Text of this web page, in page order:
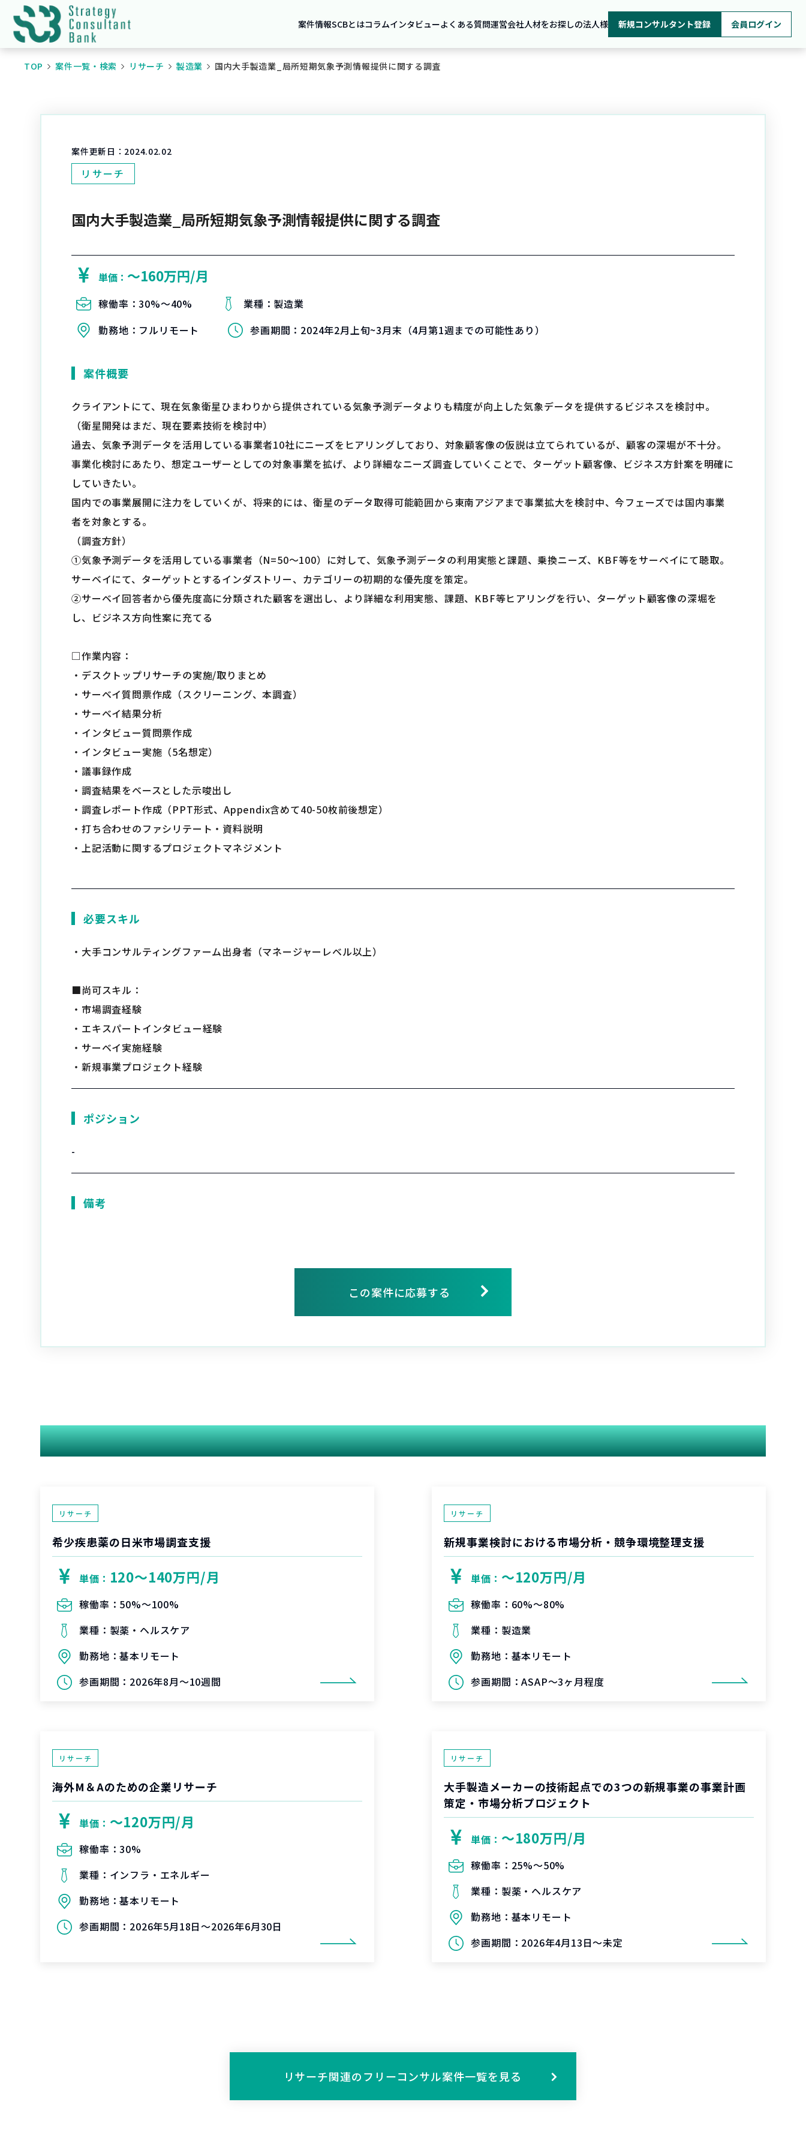
案件情報SCBとはコラムインタビューよくある質問運営会社人材をお探しの法人様 新規コンサルタント登録 会員ログイン
TOP 案件一覧・検索 リサーチ 製造業 国内大手製造業_局所短期気象予測情報提供に関する調査
案件更新日： 2024.02.02
リサーチ
国内大手製造業_局所短期気象予測情報提供に関する調査
単価： 〜160万円/月
稼働率：30%〜40% 業種： 製造業
勤務地： フルリモート 参画期間： 2024年2月上旬~3月末（4月第1週までの可能性あり）
案件概要
クライアントにて、現在気象衛星ひまわりから提供されている気象予測データよりも精度が向上した気象データを提供するビジネスを検討中。
（衛星開発はまだ、現在要素技術を検討中）
過去、気象予測データを活用している事業者10社にニーズをヒアリングしており、対象顧客像の仮説は立てられているが、顧客の深堀が不十分。
事業化検討にあたり、想定ユーザーとしての対象事業を拡げ、より詳細なニーズ調査していくことで、ターゲット顧客像、ビジネス方針案を明確に
していきたい。
国内での事業展開に注力をしていくが、将来的には、衛星のデータ取得可能範囲から東南アジアまで事業拡大を検討中、今フェーズでは国内事業
者を対象とする。
（調査方針）
①気象予測データを活用している事業者（N=50～100）に対して、気象予測データの利用実態と課題、乗換ニーズ、KBF等をサーベイにて聴取。
サーベイにて、ターゲットとするインダストリー、カテゴリーの初期的な優先度を策定。
②サーベイ回答者から優先度高に分類された顧客を選出し、より詳細な利用実態、課題、KBF等ヒアリングを行い、ターゲット顧客像の深堀を
し、ビジネス方向性案に充てる
□作業内容：
・デスクトップリサーチの実施/取りまとめ
・サーベイ質問票作成（スクリーニング、本調査）
・サーベイ結果分析
・インタビュー質問票作成
・インタビュー実施（5名想定）
・議事録作成
・調査結果をベースとした示唆出し
・調査レポート作成（PPT形式、Appendix含めて40-50枚前後想定）
・打ち合わせのファシリテート・資料説明
・上記活動に関するプロジェクトマネジメント
必要スキル
・大手コンサルティングファーム出身者（マネージャーレベル以上）
■尚可スキル：
・市場調査経験
・エキスパートインタビュー経験
・サーベイ実施経験
・新規事業プロジェクト経験
ポジション
-
備考
この案件に応募する
関連する案件
リサーチ
希少疾患薬の日米市場調査支援
単価： 120〜140万円/月
稼働率： 50%〜100%
業種： 製薬・ヘルスケア
勤務地：基本リモート
参画期間： 2026年8月～10週間
リサーチ
新規事業検討における市場分析・競争環境整理支援
単価： 〜120万円/月
稼働率： 60%〜80%
業種： 製造業
勤務地： 基本リモート
参画期間：ASAP～3ヶ月程度
リサーチ
海外M＆Aのための企業リサーチ
単価： 〜120万円/月
稼働率：30%
業種： インフラ・エネルギー
勤務地：基本リモート
参画期間： 2026年5月18日～2026年6月30日
リサーチ
大手製造メーカーの技術起点での3つの新規事業の事業計画
策定・市場分析プロジェクト
単価： 〜180万円/月
稼働率： 25%〜50%
業種： 製薬・ヘルスケア
勤務地： 基本リモート
参画期間： 2026年4月13日～未定
リサーチ関連のフリーコンサル案件一覧を見る